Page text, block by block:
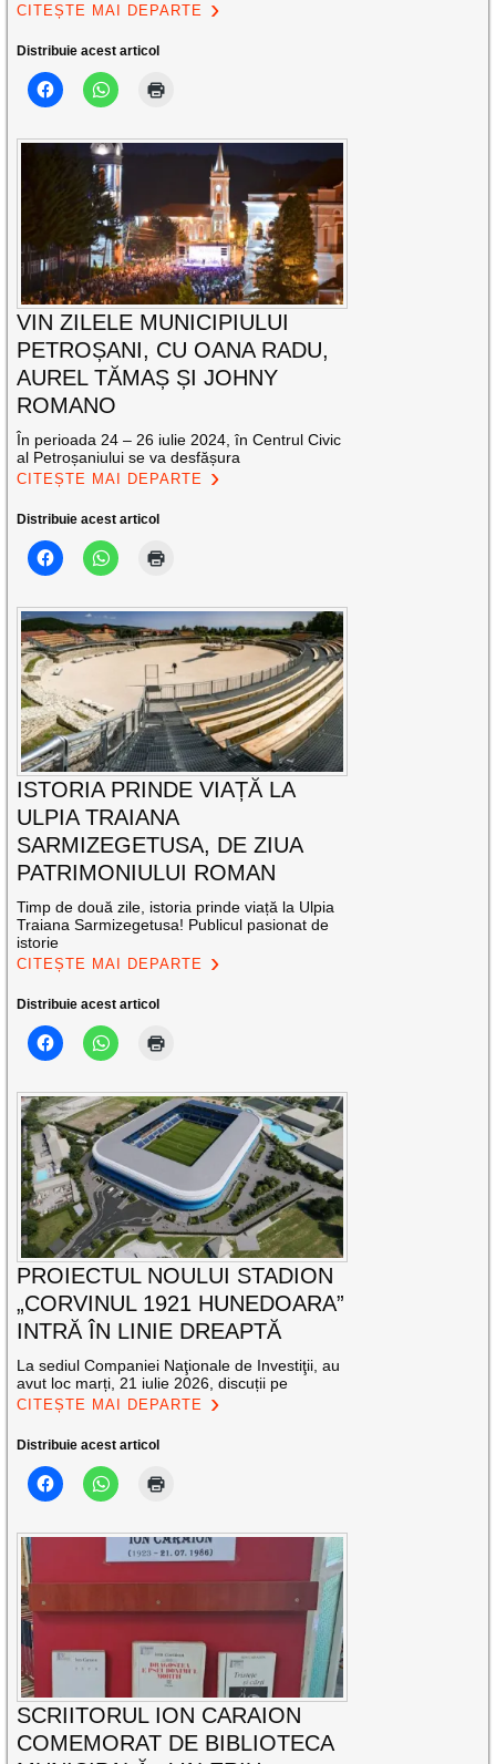
CITEȘTE MAI DEPARTE
Distribuie acest articol
VIN ZILELE MUNICIPIULUI
PETROȘANI, CU OANA RADU,
AUREL TĂMAȘ ȘI JOHNY
ROMANO
În perioada 24 – 26 iulie 2024, în Centrul Civic
al Petroșaniului se va desfășura
CITEȘTE MAI DEPARTE
Distribuie acest articol
ISTORIA PRINDE VIAȚĂ LA
ULPIA TRAIANA
SARMIZEGETUSA, DE ZIUA
PATRIMONIULUI ROMAN
Timp de două zile, istoria prinde viață la Ulpia
Traiana Sarmizegetusa! Publicul pasionat de
istorie
CITEȘTE MAI DEPARTE
Distribuie acest articol
PROIECTUL NOULUI STADION
„CORVINUL 1921 HUNEDOARA”
INTRĂ ÎN LINIE DREAPTĂ
La sediul Companiei Naţionale de Investiţii, au
avut loc marți, 21 iulie 2026, discuții pe
CITEȘTE MAI DEPARTE
Distribuie acest articol
SCRIITORUL ION CARAION
COMEMORAT DE BIBLIOTECA